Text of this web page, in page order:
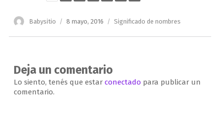
Autor
Babysitio
Publicado
8 mayo, 2016 Categorías
Significado de nombres
Deja un comentario
Lo siento, tenés que estar conectado para publicar un
comentario.